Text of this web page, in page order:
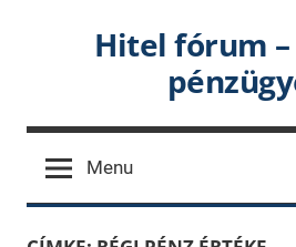
Hitel fórum
Menu